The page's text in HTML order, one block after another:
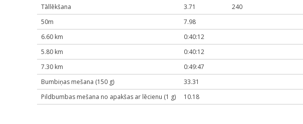
Tāllēkšana
3.71 240
50m
7.98
6.60 km
0:40:12
5.80 km
0:40:12
7.30 km
0:49:47
Bumbiņas mešana (150 g)
33.31
Pildbumbas mešana no apakšas ar lēcienu (1 g)
10.18